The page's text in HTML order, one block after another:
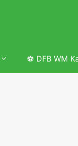
⚽ DFB WM